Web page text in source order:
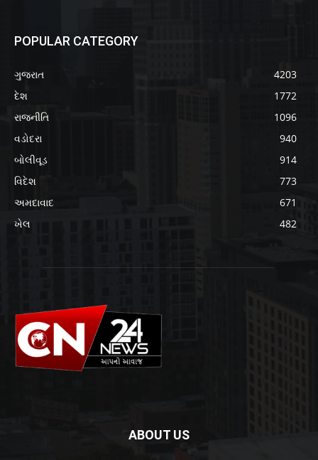
POPULAR CATEGORY
ગુજરાત
4203
દેશ
1772
રાજનીતિ
1096
વડોદરા
940
બોલીવૂડ
914
વિદેશ
773
અમદાવાદ
671
ખેલ
482
ABOUT US